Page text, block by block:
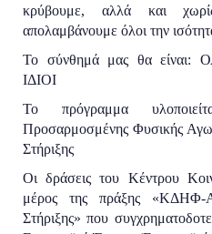
κρύβουμε, αλλά και
απολαμβάνουμε όλοι την
Το σύνθημά μας θα είναι:
ΙΔΙΟΙ
Το πρόγραμμα
Προσαρμοσμένης Φυσικής
Στήριξης
Οι δράσεις του Κέντρου
μέρος της πράξης «ΚΔΗΦ-
Στήριξης» που